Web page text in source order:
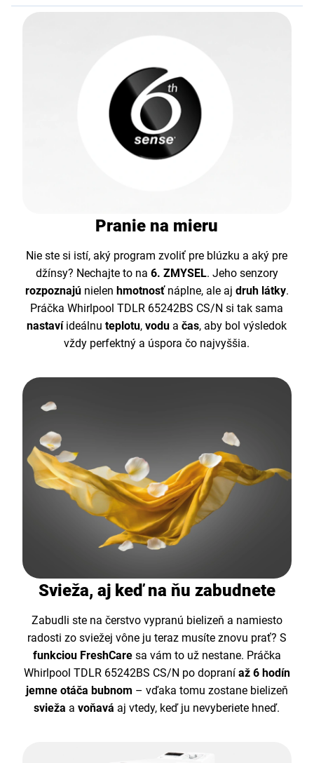
Pranie na mieru
Nie ste si istí, aký program zvoliť pre blúzku a aký pre
džínsy? Nechajte to na 6. ZMYSEL. Jeho senzory
rozpoznajúnielen hmotnosťnáplne, ale aj druh látky.
Práčka Whirlpool TDLR 65242BS CS/N si tak sama
nastavíideálnuteplotu,vodu ačas, aby bol výsledok
vždy perfektný a úspora čo najvyššia.
Svieža, aj keď na ňu zabudnete
Zabudli ste na čerstvo vypranú bielizeň a namiesto
radosti zo sviežej vône ju teraz musíte znovu prať? S
funkciou FreshCaresa vám to už nestane. Práčka
Whirlpool TDLR 65242BS CS/N po dopraní až 6 hodín
jemne otáča bubnom – vďaka tomu zostane bielizeň
svieža avoňavá aj vtedy, keď ju nevyberiete hneď.